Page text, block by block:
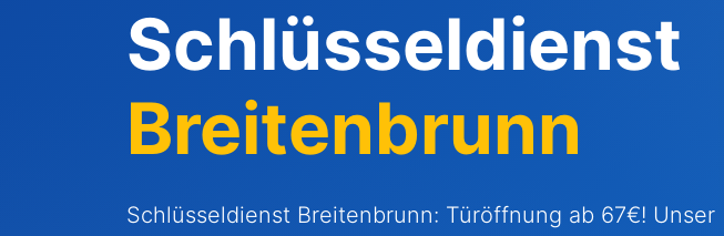
Schlüsseldienst
Breitenbrunn
Schlüsseldienst Breitenbrunn: Türöffnung ab 67€! Unser